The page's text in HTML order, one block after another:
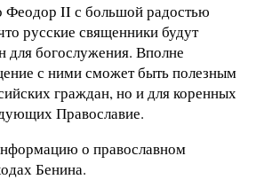
Феодор II с большой радостью
русские священники будут
для богослужения. Вполне
с ними сможет быть полезным
граждан, но и для коренных
Православие.
о православном
Бенина.